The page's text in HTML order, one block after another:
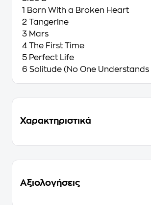
1 Born With a Broken Heart
2 Tangerine
3 Mars
4 The First Time
5 Perfect Life
6 Solitude (No One Understands
Χαρακτηριστικά
Αξιολογήσεις